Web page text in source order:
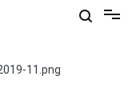
11.png